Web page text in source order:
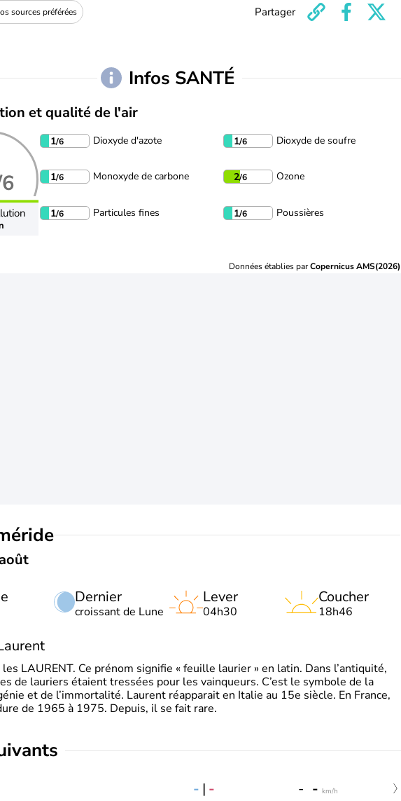
sources préférées Partager
Infos SANTÉ
et qualité de l'air
1/6 Dioxyde d'azote 1/6 Dioxyde de soufre
1/6 Monoxyde de carbone 2/6 Ozone
1/6 Particules fines 1/6 Poussières
Données établies parCopernicus AMS(2026)
Dernier
croissant de Lune
Lever
04h30
Coucher
18h46
LAURENT. Ce prénom signifie « feuille laurier » en latin. Dans l’antiquité,
de lauriers étaient tressées pour les vainqueurs. C’est le symbole de la
et de l’immortalité. Laurent réapparait en Italie au 15e siècle. En France,
de 1965 à 1975. Depuis, il se fait rare.
- | - - - km/h